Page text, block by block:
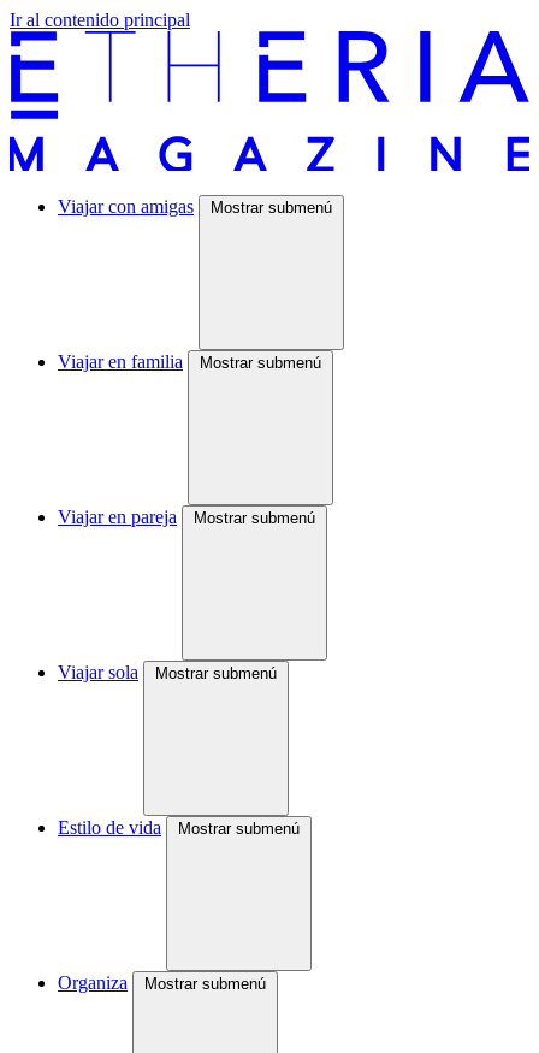
Ir al contenido principal
Viajar con amigas Mostrar submenú
Viajar en familia Mostrar submenú
Viajar en pareja Mostrar submenú
Viajar sola Mostrar submenú
Estilo de vida Mostrar submenú
Organiza Mostrar submenú